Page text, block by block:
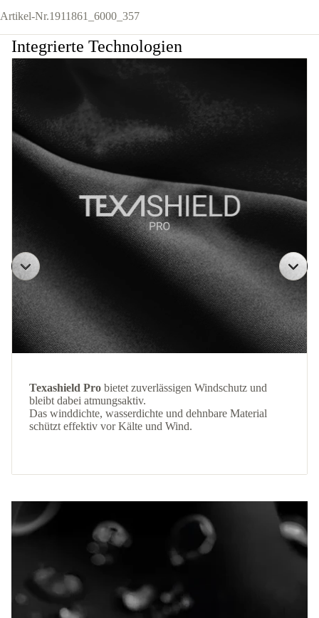
Artikel-Nr.1911861_6000_357
Integrierte Technologien
Texashield Pro bietet zuverlässigen Windschutz und
bleibt dabei atmungsaktiv.
Das winddichte, wasserdichte und dehnbare Material
schützt effektiv vor Kälte und Wind.